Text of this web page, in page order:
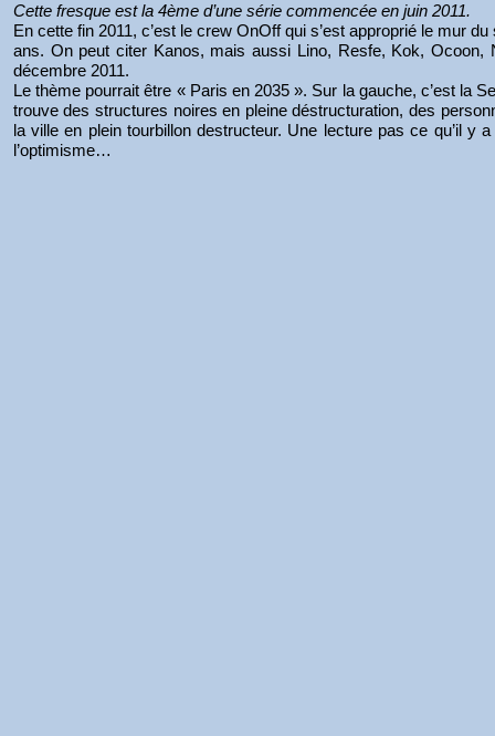
Cette fresque est la 4ème d’une série commencée en juin 2011.
En cette fin 2011, c’est le crew OnOff qui s’est approprié le mur
ans. On peut citer Kanos, mais aussi Lino, Resfe, Kok,
décembre 2011.
Le thème pourrait être « Paris en 2035 ». Sur la gauche, c’est la
trouve des structures noires en pleine déstructuration, des
la ville en plein tourbillon destructeur. Une lecture pas ce qu’il
l’optimisme…